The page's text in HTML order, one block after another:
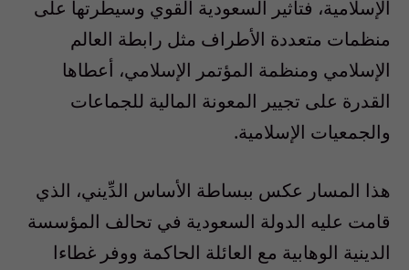
الإسلامية، فتأثير السعودية القوي وسيطرتها على
منظمات متعددة الأطراف مثل رابطة العالم
الإسلامي ومنظمة المؤتمر الإسلامي، أعطاها
القدرة على تجيير المعونة المالية للجماعات
والجمعيات الإسلامية.
هذا المسار عكس ببساطة الأساس الدِّيني، الذي
قامت عليه الدولة السعودية في تحالف المؤسسة
الدينية الوهابية مع العائلة الحاكمة ووفر غطاءا